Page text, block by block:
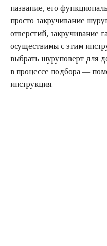
название, его
просто закручивание
отверстий, закручивание
осуществимы с этим
выбрать шуруповерт для
в процессе подбора —
инструкция.